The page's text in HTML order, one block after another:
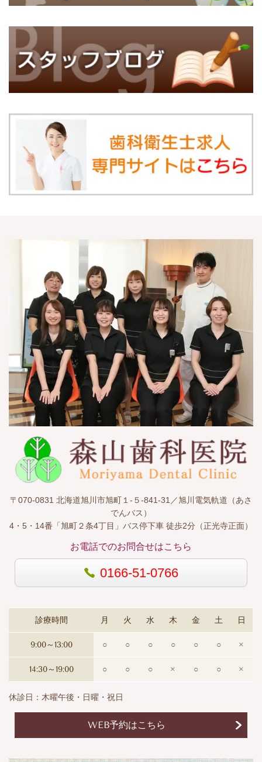
〒070-0831 北海道旭川市旭町１-５-841-31／旭川電気軌道（あさ
でんバス）
4・5・14番「旭町２条4丁目」バス停下車 徒歩2分（正光寺正面）
お電話でのお問合せはこちら
0166-51-0766
診療時間 月 火 水 木 金 土 日
9:00～13:00 ○ ○ ○ ○ ○ ○ ×
14:30～19:00 ○ ○ ○ × ○ ○ ×
休診日：木曜午後・日曜・祝日
WEB予約はこちら